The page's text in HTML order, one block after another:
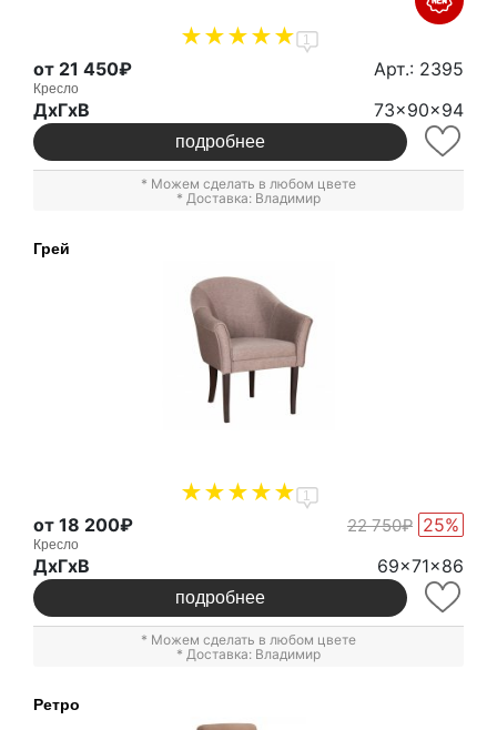
1
от 21 450₽ Арт.: 2395
Кресло
ДxГxВ 73x90x94
подробнее
* Можем сделать в любом цвете
* Доставка: Владимир
Грей
1
от 18 200₽ 22 750₽ 25%
Кресло
ДxГxВ 69x71x86
подробнее
* Можем сделать в любом цвете
* Доставка: Владимир
Ретро